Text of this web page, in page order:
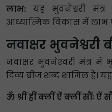
लाभ: यह भुवनेश्वरी
आध्यात्मिक विकास में लाभ
नवाक्षर भुवनेश्वरी
नवाक्षर भुवनेश्‍वरी मंत्र में
दिव्य बीज शब्द शामिल हैं।
ॐ श्रीं ह्रीं क्लीं ऐं क्लीं सौंः ऐं